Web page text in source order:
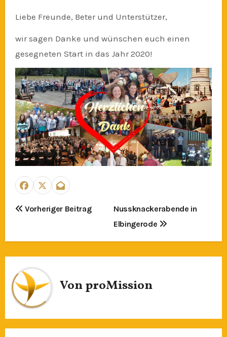
Liebe Freunde, Beter und Unterstützer,
wir sagen Danke und wünschen euch einen
gesegneten Start in das Jahr 2020!
Beitragsnavigation
Vorheriger Beitrag
Nussknackerabende in
Elbingerode
VonproMission